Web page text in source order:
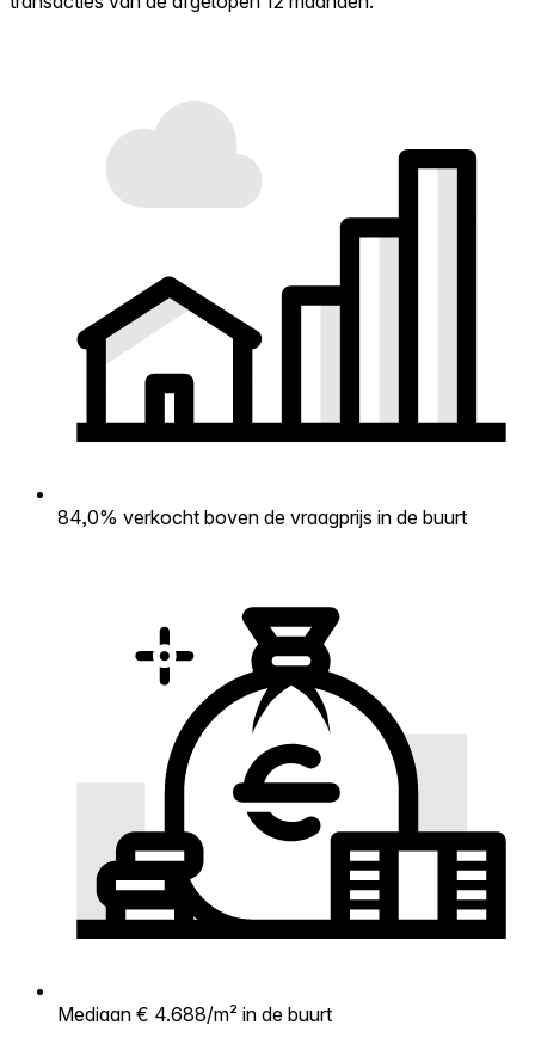
84,0% verkocht boven de vraagprijs in de buurt
Mediaan € 4.688/m² in de buurt